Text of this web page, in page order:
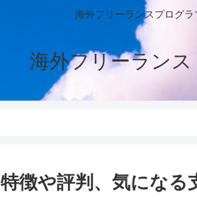
海外フリーランスプログラ
海外フリーラン
徴や評判、気になる